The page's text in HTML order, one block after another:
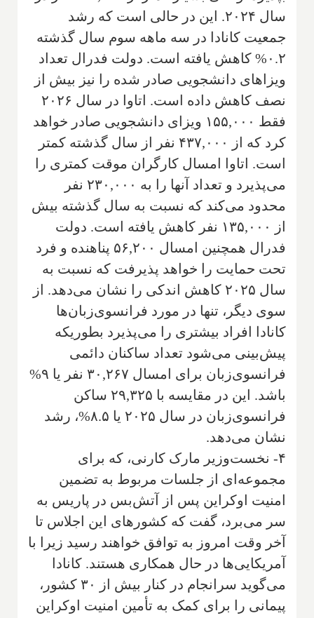
سال ۲۰۲۴. این در حالی است که رشد
جمعیت کانادا در سه ماهه سوم سال گذشته
۰.۲% کاهش یافته است. دولت فدرال تعداد
ویزاهای دانشجویی صادر شده را نیز بیش از
نصف کاهش داده است. اتاوا در سال ۲۰۲۶
فقط ۱۵۵,۰۰۰ ویزای دانشجویی صادر خواهد
کرد که از ۴۳۷,۰۰۰ نفر از سال گذشته کمتر
است. اتاوا امسال کارگران موقت کمتری را
می‌پذیرد و تعداد آنها را به ۲۳۰,۰۰۰ نفر
محدود می‌کند که نسبت به سال گذشته بیش
از ۱۳۵,۰۰۰ نفر کاهش یافته است. دولت
فدرال همچنین امسال ۵۶,۲۰۰ پناهنده و فرد
تحت حمایت را خواهد پذیرفت که نسبت به
سال ۲۰۲۵ کاهش اندکی را نشان می‌دهد. از
سوی دیگر، تنها در مورد فرانسوی‌زبان‌ها
کانادا افراد بیشتری را می‌پذیرد بطوریکه
پیش‌بینی می‌شود تعداد ساکنان دائمی
فرانسوی‌زبان برای امسال ۳۰,۲۶۷ نفر یا ۹%
باشد. این در مقایسه با ۲۹,۳۲۵ ساکن
فرانسوی‌زبان در سال ۲۰۲۵ یا ۸.۵%، رشد
نشان می‌دهد.
۴- نخست‌وزیر مارک کارنی، که برای
مجموعه‌ای از جلسات مربوط به تضمین
امنیت اوکراین پس از آتش‌بس در پاریس به
سر می‌برد، گفت که کشورهای این اجلاس تا
آخر وقت امروز به توافق خواهند رسید زیرا با
آمریکایی‌ها در حال همکاری هستند. کانادا
می‌گوید سرانجام در کنار بیش از ۳۰ کشور،
پیمانی را برای کمک به تأمین امنیت اوکراین